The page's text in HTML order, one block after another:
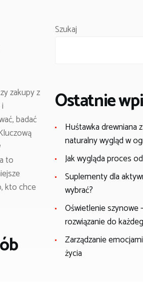
zakupy z
badać
to
kto chce
Szukaj
Ostatnie
Huśtawka drewniana
naturalny wygląd w
Jak wygląda proces
Suplementy dla
wybrać?
Oświetlenie szynowe
rozwiązanie do
Zarządzanie
życia